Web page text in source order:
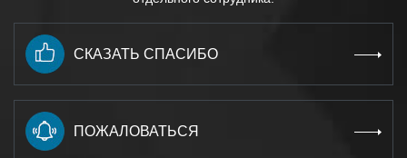
СКАЗАТЬ СПАСИБО
ПОЖАЛОВАТЬСЯ